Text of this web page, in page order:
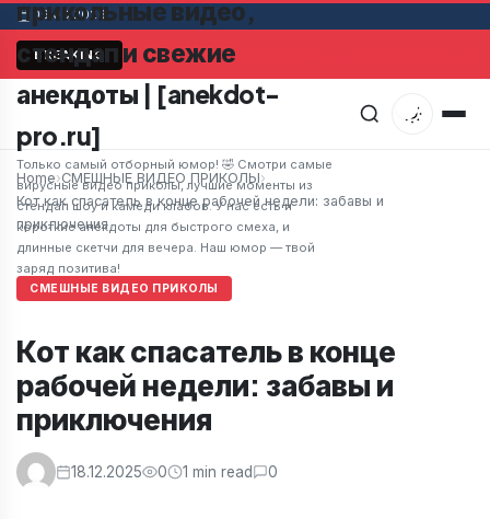
06.08.2026
BREAKINGМужчина в супермаркете заметил
прикольные видео,
стендап и свежие
анекдоты | [anekdot-
pro.ru]
Только самый отборный юмор! 🤣 Смотри самые
вирусные видео приколы, лучшие моменты из
стендап шоу и камеди клабов. У нас есть и
короткие анекдоты для быстрого смеха, и
длинные скетчи для вечера. Наш юмор — твой
заряд позитива!
Home›СМЕШНЫЕ ВИДЕО ПРИКОЛЫ›
Кот как спасатель в конце рабочей недели: забавы и
приключения
СМЕШНЫЕ ВИДЕО ПРИКОЛЫ
Кот как спасатель в конце
рабочей недели: забавы и
приключения
18.12.2025 0 1 min read 0